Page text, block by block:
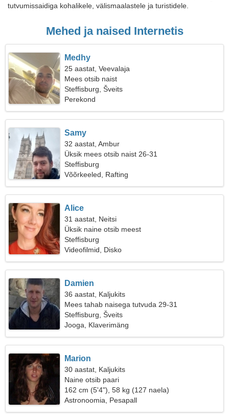
tutvumissaidiga kohalikele, välismaalastele ja turistidele.
Mehed ja naised Internetis
Medhy
25 aastat, Veevalaja
Mees otsib naist
Steffisburg, Šveits
Perekond
Samy
32 aastat, Ambur
Üksik mees otsib naist 26-31
Steffisburg
Võõrkeeled, Rafting
Alice
31 aastat, Neitsi
Üksik naine otsib meest
Steffisburg
Videofilmid, Disko
Damien
36 aastat, Kaljukits
Mees tahab naisega tutvuda 29-31
Steffisburg, Šveits
Jooga, Klaverimäng
Marion
30 aastat, Kaljukits
Naine otsib paari
162 cm (5'4"), 58 kg (127 naela)
Astronoomia, Pesapall